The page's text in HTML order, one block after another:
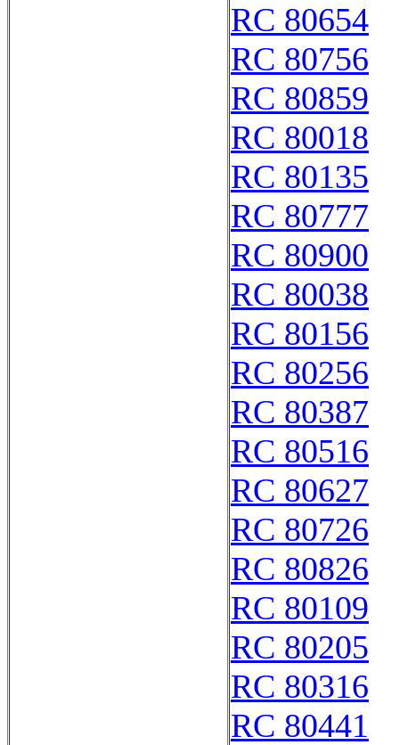
RC 80654
RC 80756
RC 80859
RC 80018
RC 80135
RC 80777
RC 80900
RC 80038
RC 80156
RC 80256
RC 80387
RC 80516
RC 80627
RC 80726
RC 80826
RC 80109
RC 80205
RC 80316
RC 80441